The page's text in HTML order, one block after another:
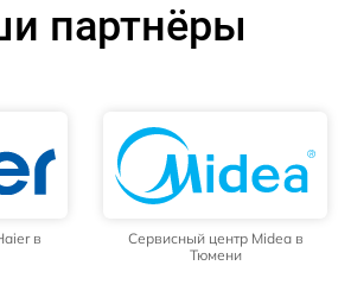
партнёры
в
Сервисный центр Midea в
Тюмени